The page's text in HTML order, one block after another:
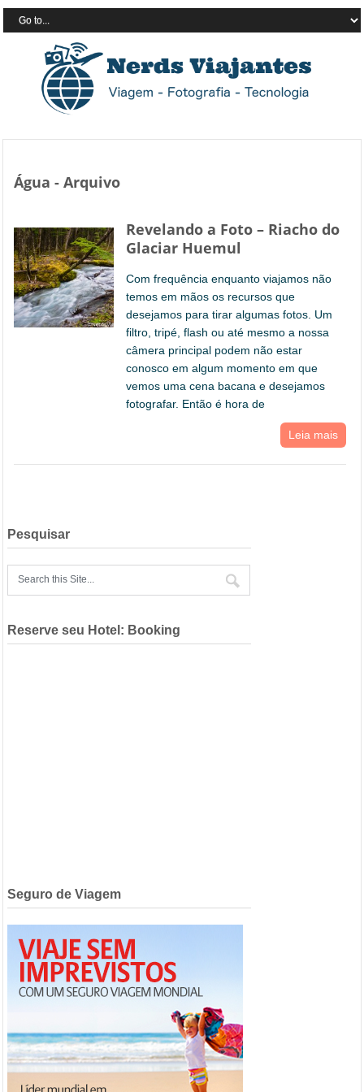
Água - Arquivo
Revelando a Foto – Riacho do
Glaciar Huemul
Com frequência enquanto viajamos não
temos em mãos os recursos que
desejamos para tirar algumas fotos. Um
filtro, tripé, flash ou até mesmo a nossa
câmera principal podem não estar
conosco em algum momento em que
vemos uma cena bacana e desejamos
fotografar. Então é hora de
Leia mais
Pesquisar
Reserve seu Hotel: Booking
Seguro de Viagem